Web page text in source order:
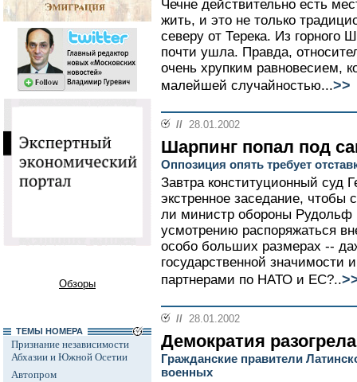
Обзоры
ТЕМЫ НОМЕРА
Признание независимости
Абхазии и Южной Осетии
Автопром
Чечне действительно есть
жить, и это не только
северу от Терека. Из горного
почти ушла. Правда,
очень хрупким равновесием,
малейшей случайностью...>>
// 28.01.2002
Шарпинг попал под
Оппозиция опять требует
Завтра конституционный суд
экстренное заседание, чтобы
ли министр обороны Рудольф
усмотрению распоряжаться
особо больших размерах --
государственной значимости
партнерами по НАТО и ЕС?..
// 28.01.2002
Демократия
Гражданские правители
военных